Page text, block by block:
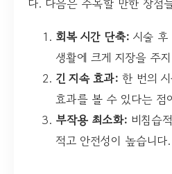
다. 다음은 주목할 만한 장점
회복 시간 단축: 시술 후
생활에 크게 지장을 주
긴 지속 효과: 한 번의
효과를 볼 수 있다는 점
부작용 최소화: 비침습
적고 안전성이 높습니다.